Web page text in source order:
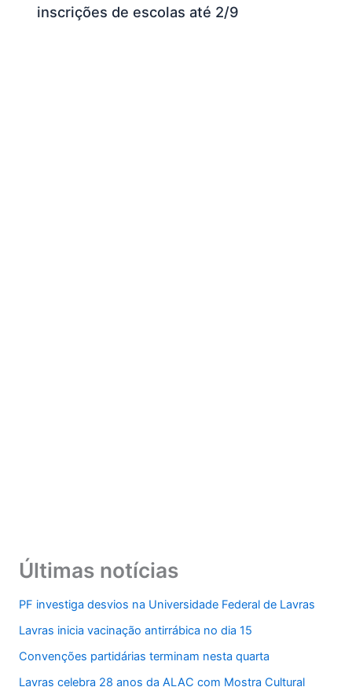
inscrições de escolas até 2/9
Últimas notícias
PF investiga desvios na Universidade Federal de Lavras
Lavras inicia vacinação antirrábica no dia 15
Convenções partidárias terminam nesta quarta
Lavras celebra 28 anos da ALAC com Mostra Cultural